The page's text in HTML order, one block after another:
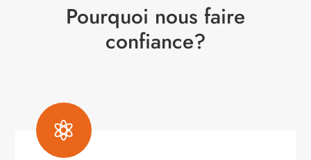
Pourquoi nous faire
confiance?
